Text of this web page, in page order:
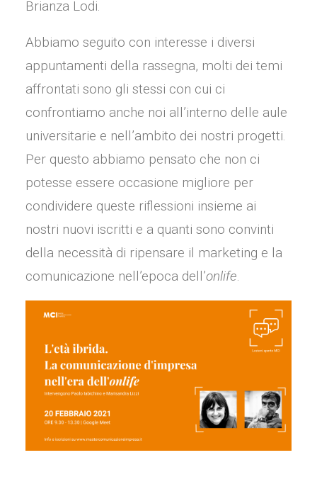
Brianza Lodi.
Abbiamo seguito con interesse i diversi
appuntamenti della rassegna, molti dei temi
affrontati sono gli stessi con cui ci
confrontiamo anche noi all’interno delle aule
universitarie e nell’ambito dei nostri progetti.
Per questo abbiamo pensato che non ci
potesse essere occasione migliore per
condividere queste riflessioni insieme ai
nostri nuovi iscritti e a quanti sono convinti
della necessità di ripensare il marketing e la
comunicazione nell’epoca dell’onlife.